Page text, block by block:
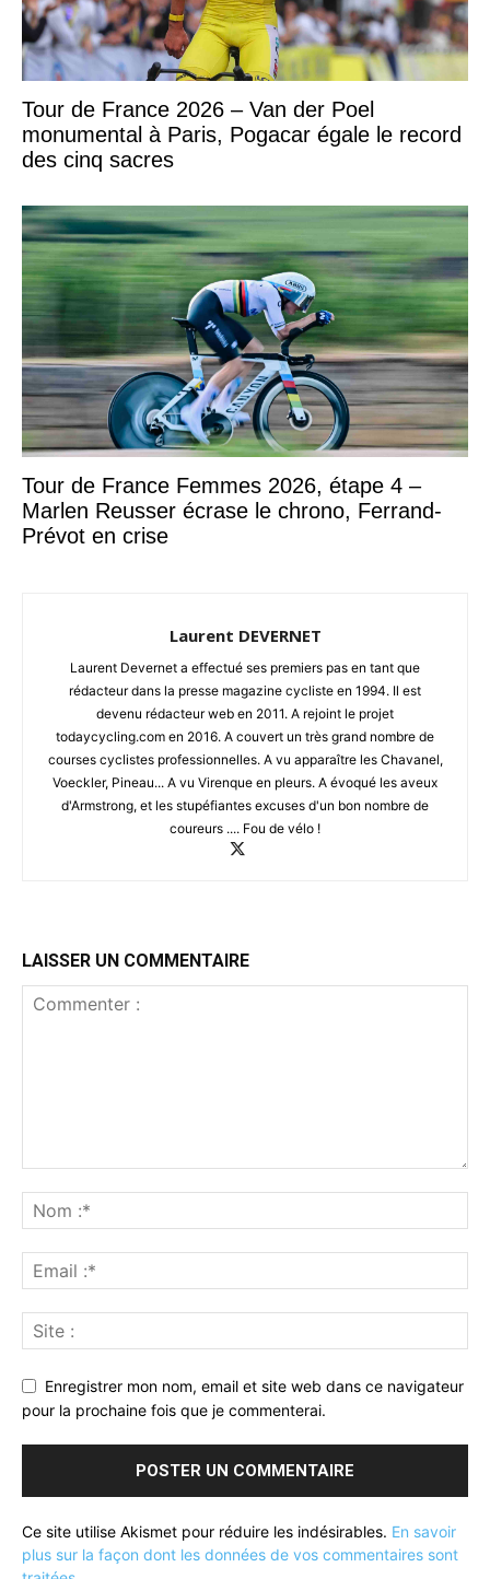
Tour de France 2026 – Van der Poel
monumental à Paris, Pogacar égale le record
des cinq sacres
Tour de France Femmes 2026, étape 4 –
Marlen Reusser écrase le chrono, Ferrand-
Prévot en crise
Laurent DEVERNET
Laurent Devernet a effectué ses premiers pas en tant que
rédacteur dans la presse magazine cycliste en 1994. Il est
devenu rédacteur web en 2011. A rejoint le projet
todaycycling.com en 2016. A couvert un très grand nombre de
courses cyclistes professionnelles. A vu apparaître les Chavanel,
Voeckler, Pineau... A vu Virenque en pleurs. A évoqué les aveux
d'Armstrong, et les stupéfiantes excuses d'un bon nombre de
coureurs .... Fou de vélo !
LAISSER UN COMMENTAIRE
Enregistrer mon nom, email et site web dans ce navigateur
pour la prochaine fois que je commenterai.
Ce site utilise Akismet pour réduire les indésirables. En savoir
plus sur la façon dont les données de vos commentaires sont